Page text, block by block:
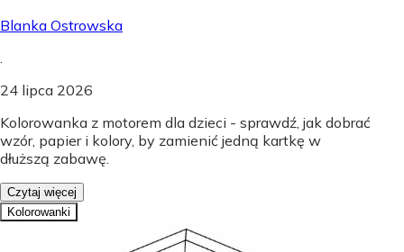
Blanka Ostrowska
24 lipca 2026
Kolorowanka z motorem dla dzieci - sprawdź, jak dobrać
wzór, papier i kolory, by zamienić jedną kartkę w
dłuższą zabawę.
Czytaj więcej
Kolorowanki